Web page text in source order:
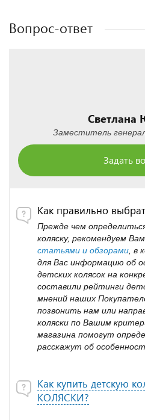
Вопрос-ответ
Светлана
Заместитель
Задать
Как правильно
Прежде чем
коляску, рекомендуем
статьями и обзорами , в
для Вас информацию об
детских колясок на
составили рейтинги
мнений наших
позвонить нам или
коляски по Вашим
магазина помогут
расскажут об
Как купить детскую
КОЛЯСКИ?